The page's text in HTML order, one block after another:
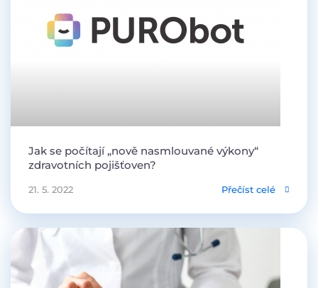
Jak se počítají „nově nasmlouvané výkony“
zdravotních pojišťoven?
21. 5. 2022 Přečíst celé